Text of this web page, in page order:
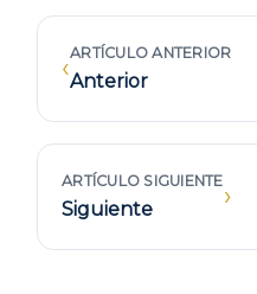
‹ARTÍCULO ANTERIOR
Anterior
ARTÍCULO SIGUIENTE
Siguiente ›